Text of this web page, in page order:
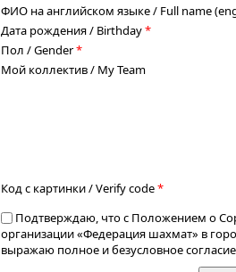
ФИО на английском языке / Full name
Дата рождения / Birthday*
Пол / Gender*
Мой коллектив / My Team
Код с картинки / Verify code*
Подтверждаю, что с Положением о
организации «Федерация шахмат» в
выражаю полное и безусловное